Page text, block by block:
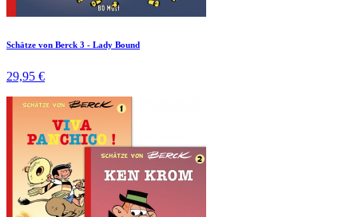
Schätze von Berck 3 - Lady Bound
29,95 €